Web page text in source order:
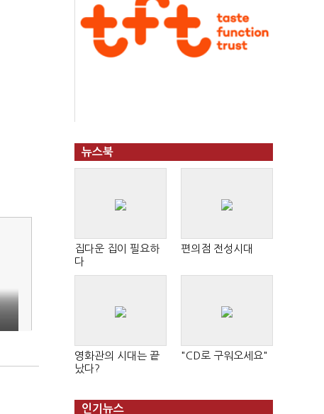
뉴스북
집다운 집이 필요하
다
편의점 전성시대
영화관의 시대는 끝
났다?
"CD로 구워오세요"
인기뉴스